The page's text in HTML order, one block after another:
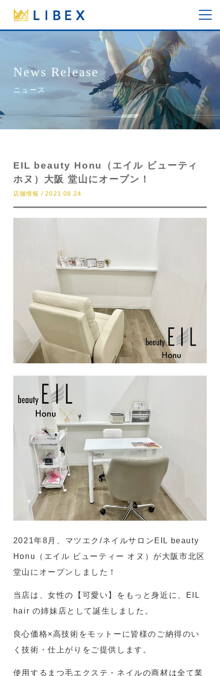
News Release
ニュース
EIL beauty Honu（エイル ビューティ
ホヌ）大阪 堂山にオープン！
店舗情報 / 2021.08.24
2021年8月、マツエク/ネイルサロンEIL beauty
Honu（エイル ビューティー オヌ）が大阪市北区
堂山にオープンしました！
当店は、女性の【可愛い】をもっと身近に、EIL
hair の姉妹店として誕生しました。
良心価格×高技術をモットーに皆様のご納得のい
く技術・仕上がりをご提供します。
使用するまつ毛エクステ・ネイルの商材は全て業